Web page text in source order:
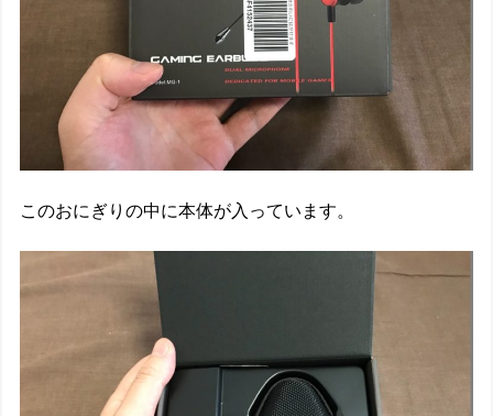
このおにぎりの中に本体が入っています。